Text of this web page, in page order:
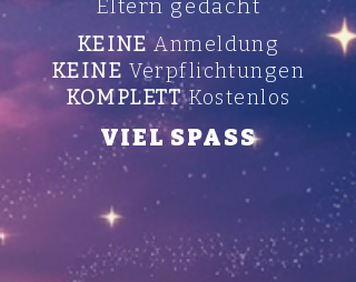
Eltern gedacht
KEINE Anmeldung
KEINE Verpflichtungen
KOMPLETTKostenlos
VIEL SPASS